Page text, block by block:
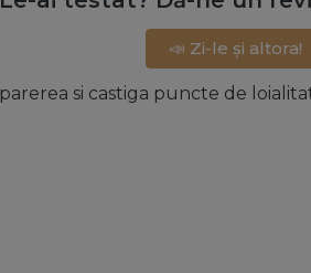
📣 Zi-le și altora!
si castiga puncte de